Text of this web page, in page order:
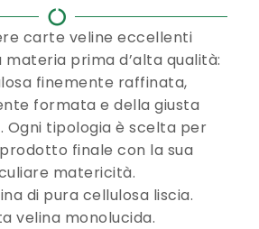
carte veline eccellenti
materia prima d’alta qualità:
finemente raffinata,
formata e della giusta
Ogni tipologia è scelta per
finale con la sua
matericità.
di pura cellulosa liscia.
velina monolucida.